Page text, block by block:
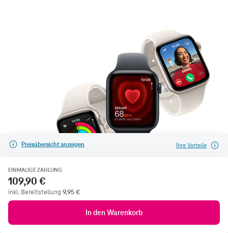
Preisübersicht anzeigen Ihre Vorteile
EINMALIGE ZAHLUNG
109,90 €
inkl. Bereitstellung9,95€
In den Warenkorb